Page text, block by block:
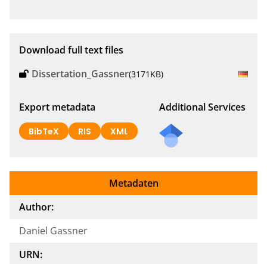
Download full text files
Dissertation_Gassner(3171KB)
Export metadata
BibTeX RIS XML
Additional Services
to
Metadaten
Author:
Daniel Gassner
URN: